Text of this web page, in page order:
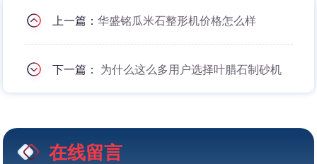
上一篇：华盛铭瓜米石整形机价格怎么样
下一篇： 为什么这么多用户选择叶腊石制砂机
在线留言